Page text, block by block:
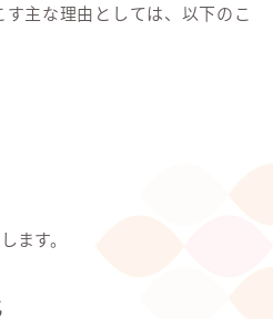
主な理由としては、以下のこ
ます。